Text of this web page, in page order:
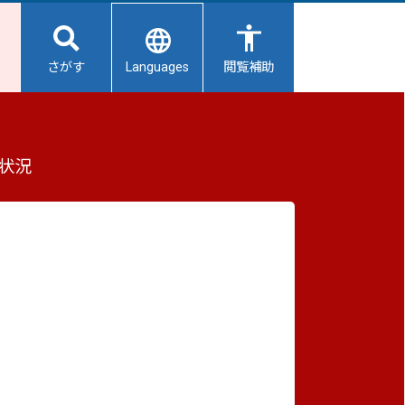
さがす Languages 閲覧補助
況